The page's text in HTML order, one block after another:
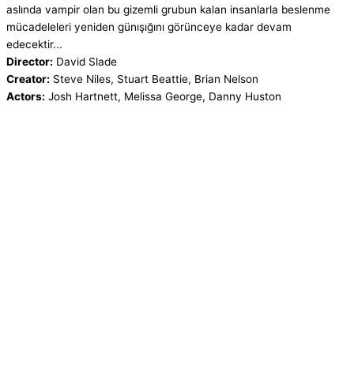
aslında vampir olan bu gizemli grubun kalan insanlarla beslenme
mücadeleleri yeniden günışığını görünceye kadar devam
edecektir...
Director: David Slade
Creator: Steve Niles, Stuart Beattie, Brian Nelson
Actors: Josh Hartnett, Melissa George, Danny Huston